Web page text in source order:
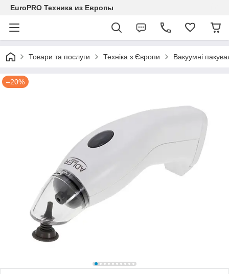
EuroPRO Техника из Европы
Товари та послуги Техніка з Європи Вакуумні
–20%